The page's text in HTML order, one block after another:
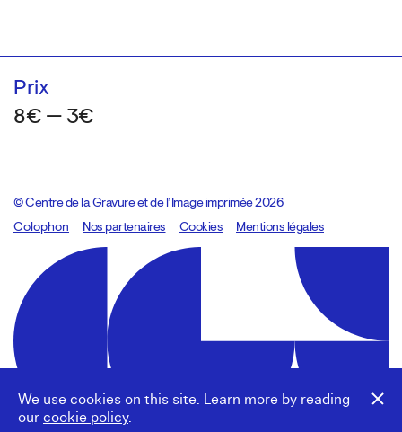
We use cookies on this site. Learn more by reading
our cookie policy.
Prix
8€ — 3€
© Centre de la Gravure et de l’Image imprimée 2026
Colophon
Design:Marcel Kaczmarek, code:8080.studio
Nos partenaires Cookies Mentions légales